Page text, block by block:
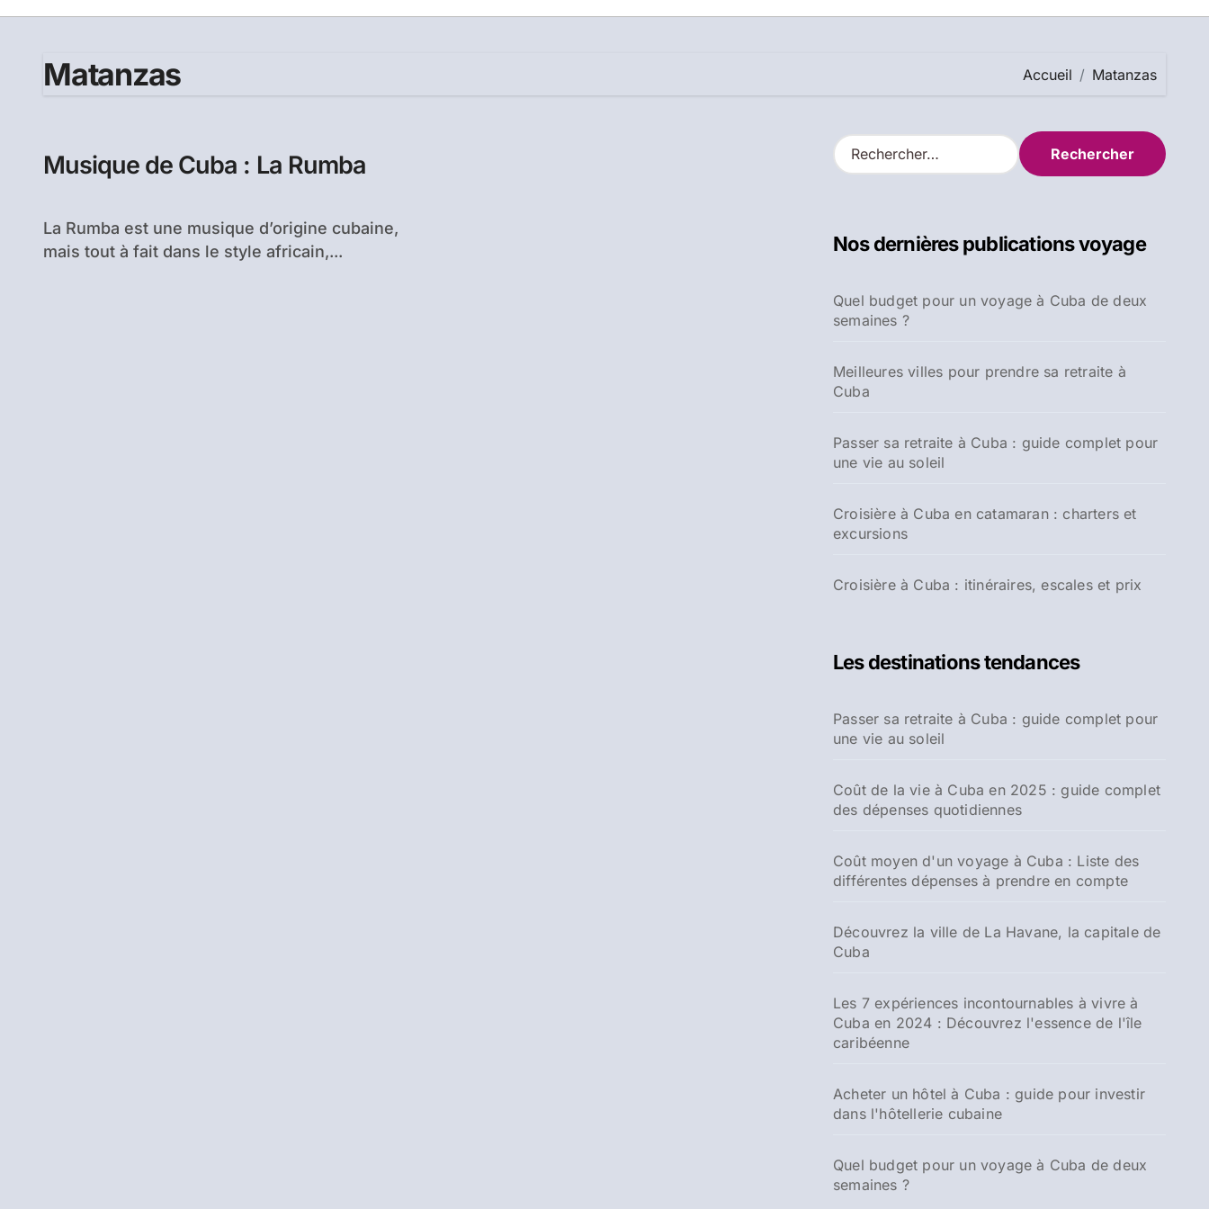
Matanzas Accueil Matanzas
Musique de Cuba : La Rumba
La Rumba est une musique d’origine cubaine,
mais tout à fait dans le style africain,...
R
e
r
e
r
Nos dernières publications voyage
Quel budget pour un voyage à Cuba de deux
semaines ?
Meilleures villes pour prendre sa retraite à
Cuba
Passer sa retraite à Cuba : guide complet pour
une vie au soleil
Croisière à Cuba en catamaran : charters et
excursions
Croisière à Cuba : itinéraires, escales et prix
Les destinations tendances
Passer sa retraite à Cuba : guide complet pour
une vie au soleil
Coût de la vie à Cuba en 2025 : guide complet
des dépenses quotidiennes
Coût moyen d'un voyage à Cuba : Liste des
différentes dépenses à prendre en compte
Découvrez la ville de La Havane, la capitale de
Cuba
Les 7 expériences incontournables à vivre à
Cuba en 2024 : Découvrez l'essence de l'île
caribéenne
Acheter un hôtel à Cuba : guide pour investir
dans l'hôtellerie cubaine
Quel budget pour un voyage à Cuba de deux
semaines ?